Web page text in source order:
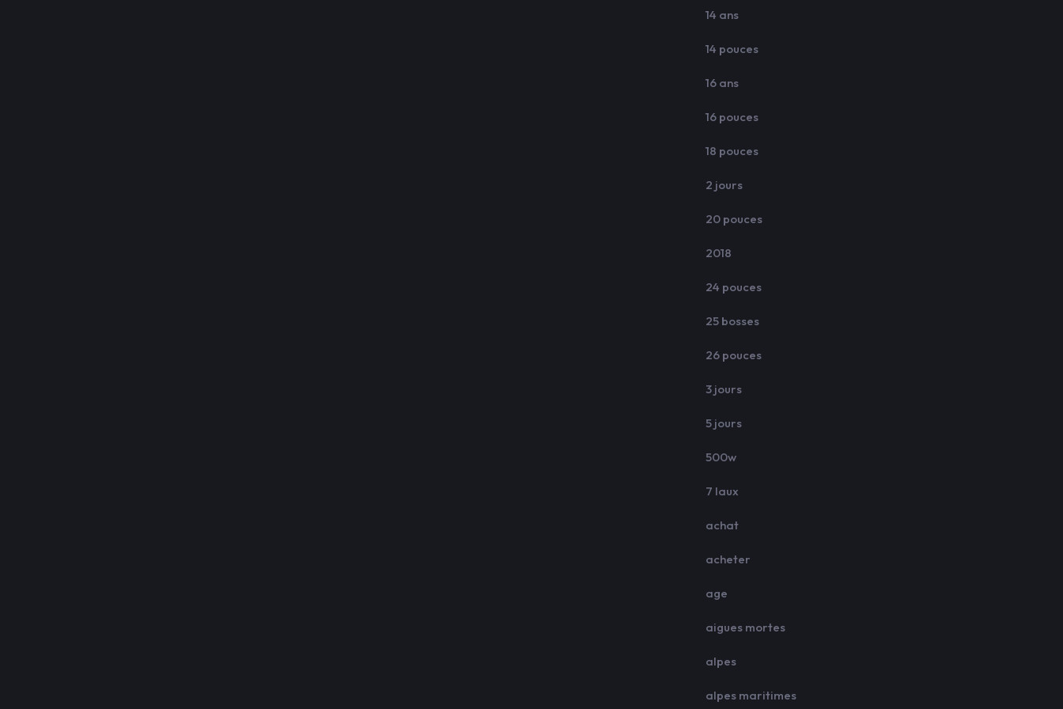
14 ans
14 pouces
16 ans
16 pouces
18 pouces
2 jours
20 pouces
2018
24 pouces
25 bosses
26 pouces
3 jours
5 jours
500w
7 laux
achat
acheter
age
aigues mortes
alpes
alpes maritimes